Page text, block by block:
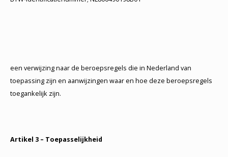
een verwijzing naar de beroepsregels die in Nederland van
toepassing zijn en aanwijzingen waar en hoe deze beroepsregels
toegankelijk zijn.
Artikel 3 – Toepasselijkheid